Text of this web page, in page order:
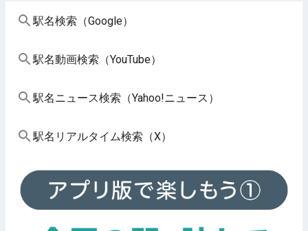
駅名検索（Google）
駅名動画検索（YouTube）
駅名ニュース検索（Yahoo!ニュース）
駅名リアルタイム検索（X）